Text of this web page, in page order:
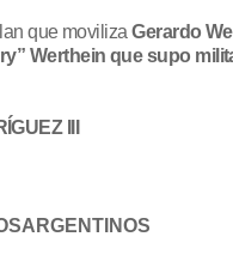
que movilizaGerardo
Werthein que supo
III
ARGENTINOS